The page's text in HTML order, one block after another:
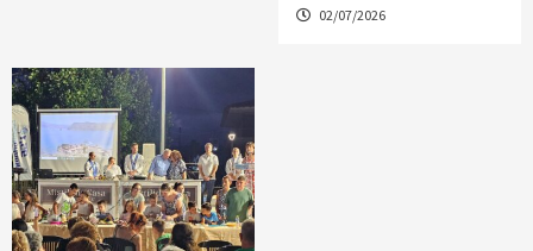
02/07/2026